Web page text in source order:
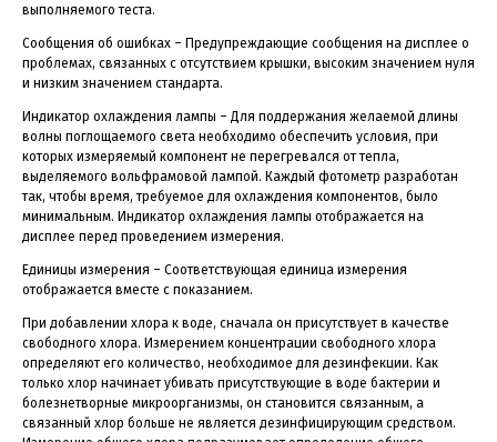
выполняемого теста.
Сообщения об ошибках – Предупреждающие сообщения на дисплее о
проблемах, связанных с отсутствием крышки, высоким значением нуля
и низким значением стандарта.
Индикатор охлаждения лампы – Для поддержания желаемой длины
волны поглощаемого света необходимо обеспечить условия, при
которых измеряемый компонент не перегревался от тепла,
выделяемого вольфрамовой лампой. Каждый фотометр разработан
так, чтобы время, требуемое для охлаждения компонентов, было
минимальным. Индикатор охлаждения лампы отображается на
дисплее перед проведением измерения.
Единицы измерения – Соответствующая единица измерения
отображается вместе с показанием.
При добавлении хлора к воде, сначала он присутствует в качестве
свободного хлора. Измерением концентрации свободного хлора
определяют его количество, необходимое для дезинфекции. Как
только хлор начинает убивать присутствующие в воде бактерии и
болезнетворные микроорганизмы, он становится связанным, а
связанный хлор больше не является дезинфицирующим средством.